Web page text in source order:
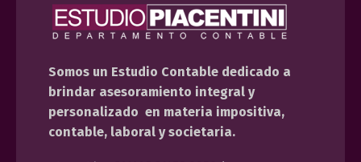
Somos un Estudio Contable dedicado a
brindar asesoramiento integral y
personalizado en materia impositiva,
contable, laboral y societaria.